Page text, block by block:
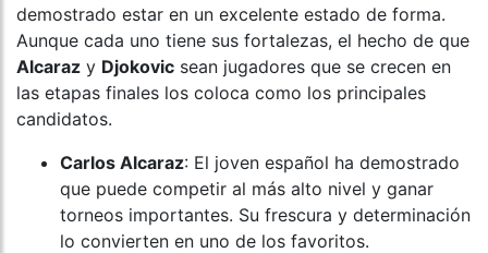
demostrado estar en un excelente estado de forma.
Aunque cada uno tiene sus fortalezas, el hecho de que
Alcaraz y Djokovic sean jugadores que se crecen en
las etapas finales los coloca como los principales
candidatos.
Carlos Alcaraz: El joven español ha demostrado
que puede competir al más alto nivel y ganar
torneos importantes. Su frescura y determinación
lo convierten en uno de los favoritos.